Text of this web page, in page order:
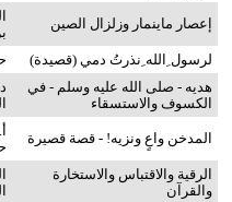
إعصار ماينمار وزلزال الصين
لرسول ِالله ِنذرتُ دمي (قصيدة)
هديه - صلى الله عليه وسلم - في
الكسوف والاستسقاء
المدخن واعٍ ونزيه! - قصة قصيرة
الرقية والاقتباس والاستخارة
والقرآن